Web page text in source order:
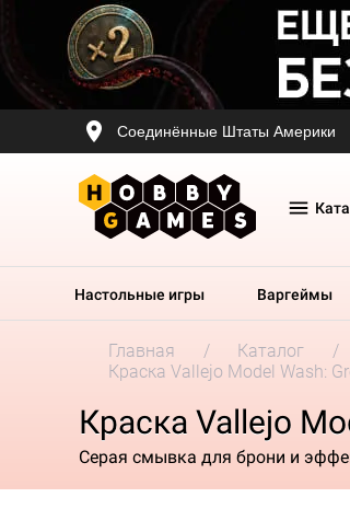
Соединённые Штаты Америки
Настольные игры Варгеймы
Главная Каталог
Краска Vallejo Model Wash:
Краска Vallejo
Серая смывка для брони и